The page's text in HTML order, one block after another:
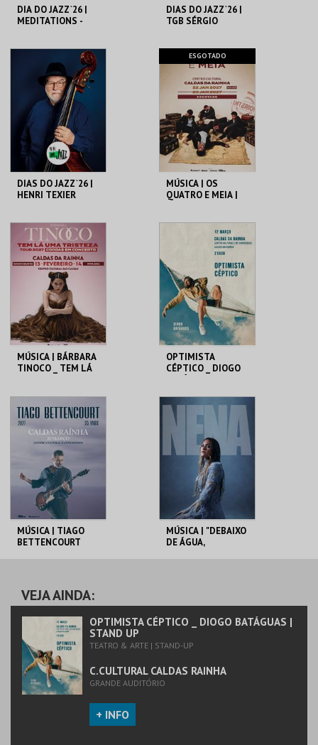
DIA DO JAZZ`26 |
MEDITATIONS -
C.CULTURAL CALDAS
RAINHA
MAIS INFO
COMPRAR
DIAS DO JAZZ`26 |
TGB SÉRGIO
ALEXANDRE
FRAZÃO
C.CULTURAL CALDAS
RAINHA
MAIS INFO
COMPRAR
DIAS DO JAZZ`26 |
HENRI TEXIER
C.CULTURAL CALDAS
RAINHA
MAIS INFO
COMPRAR
ESGOTADO
MÚSICA | OS
QUATRO E MEIA |
C.CULTURAL CALDAS
MAIS INFO
MÚSICA | BÁRBARA
TINOCO _ TEM LÁ
RAINHA
MAIS INFO
COMPRAR
OPTIMISTA
CÉPTICO _ DIOGO
C.CULTURAL CALDAS
RAINHA
MAIS INFO
COMPRAR
MÚSICA | TIAGO
BETTENCOURT
RAINHA
MAIS INFO
COMPRAR
MÚSICA | "DEBAIXO
DE ÁGUA,
MAIS INFO
COMPRAR
VEJA AINDA:
OPTIMISTA CÉPTICO _ DIOGO BATÁGUAS |
STAND UP
TEATRO & ARTE | STAND-UP
C.CULTURAL CALDAS RAINHA
GRANDE AUDITÓRIO
+ INFO